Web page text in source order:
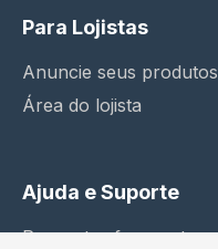
Para Lojistas
Anuncie seus produtos
Área do lojista
Ajuda e Suporte
Perguntas frequentes